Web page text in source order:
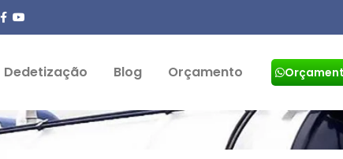
Dedetização Blog Orçamento